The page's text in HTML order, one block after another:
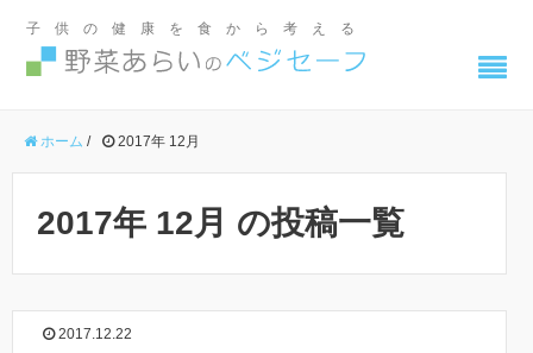
子供の健康を食から考える
ホーム / 2017年 12月
2017年 12月 の投稿一覧
2017.12.22